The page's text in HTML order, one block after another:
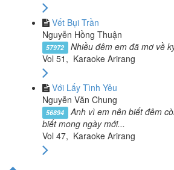
Vết Bụi Trần
Nguyễn Hồng Thuận
57972 Nhiều đêm em đã mơ về
Vol 51, Karaoke Arirang
Với Lấy Tình Yêu
Nguyễn Văn Chung
56894 Anh vì em nên biết đêm
biết mong ngày mới...
Vol 47, Karaoke Arirang